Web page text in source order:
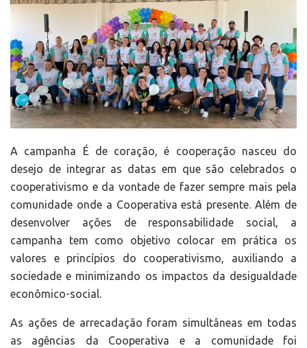
A campanha É de coração, é cooperação nasceu do
desejo de integrar as datas em que são celebrados o
cooperativismo e da vontade de fazer sempre mais pela
comunidade onde a Cooperativa está presente. Além de
desenvolver ações de responsabilidade social, a
campanha tem como objetivo colocar em prática os
valores e princípios do cooperativismo, auxiliando a
sociedade e minimizando os impactos da desigualdade
econômico-social.
As ações de arrecadação foram simultâneas em todas
as agências da Cooperativa e a comunidade foi